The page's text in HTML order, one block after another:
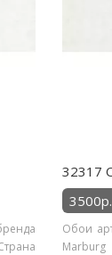
32317
3500р.
Обои